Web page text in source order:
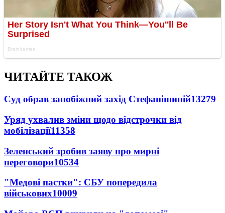
ЧИТАЙТЕ ТАКОЖ
Суд обрав запобіжний захід Стефанішиній13279
Уряд ухвалив зміни щодо відстрочки від
мобілізації11358
Зеленський зробив заяву про мирні
переговори10534
"Медові пастки": СБУ попередила
військових10009